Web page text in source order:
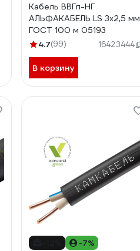
Кабель ВВГп-НГ
АЛЬФАКАБЕЛЬ LS 3х2,5 мм
ГОСТ 100 м 05193
4.7(99) 16423444
В корзину
-7%